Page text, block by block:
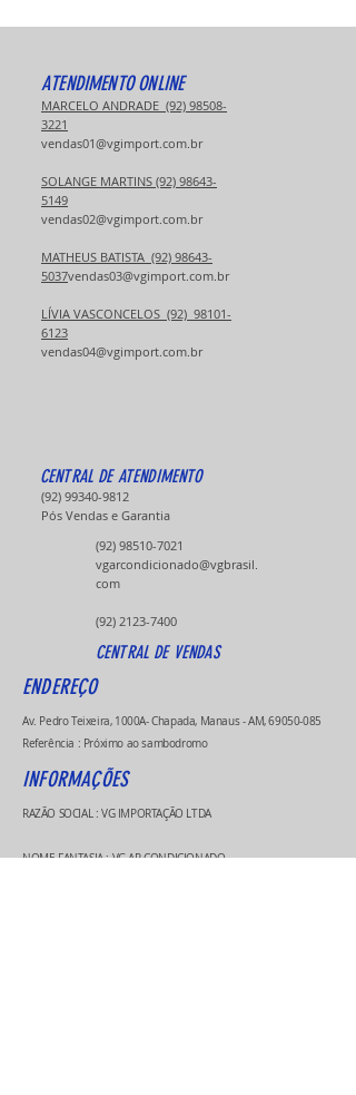
ATENDIMENTO ONLINE
MARCELO ANDRADE (92) 98508-
3221
vendas01@vgimport.com.br
SOLANGE MARTINS (92) 98643-
5149
vendas02@vgimport.com.br
MATHEUS BATISTA (92) 98643-
5037vendas03@vgimport.com.br
​​​LÍVIA VASCONCELOS (92) 98101-
6123
vendas04@vgimport.com.br
CENTRAL DE ATENDIMENTO
(92) 99340-9812
Pós Vendas e Garantia
(92) 98510-7021
vgarcondicionado@vgbrasil.
com
(92) 2123-7400
CENTRAL DE VENDAS
ENDEREÇO
Av. Pedro Teixeira, 1000A- Chapada, Manaus - AM,69050-085
Referência : Próximo ao sambodromo
INFORMAÇÕES
RAZÃO SOCIAL : VG IMPORTAÇÃO LTDA
NOME FANTASIA : VG AR CONDICIONADO